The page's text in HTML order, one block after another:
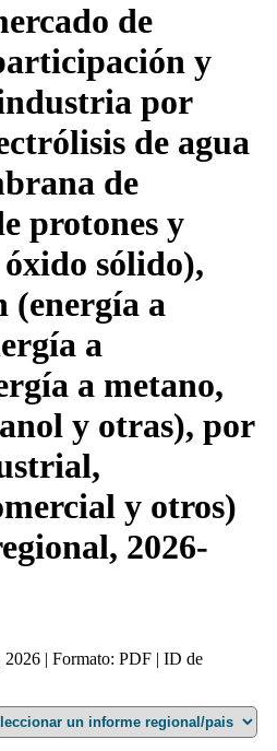
de
y
por
de agua
de
protones y
sólido),
(energía a
a
a metano,
y otras), por
y otros)
2026-
| Formato: PDF | ID de